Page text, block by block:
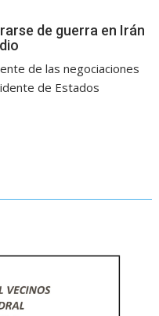
de guerra en Irán
de las negociaciones
de Estados